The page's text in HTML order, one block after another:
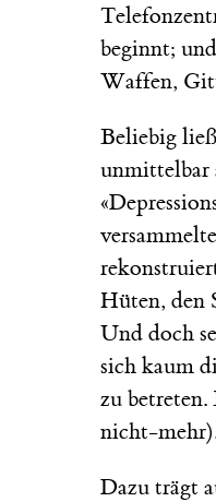
beginnt;
Waffen,
Beliebig
unmittelbar
Hüten, den
Und doch
sich kaum
zu
nicht-
Dazu trägt